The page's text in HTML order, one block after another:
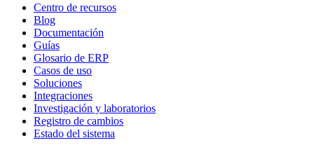
Centro de recursos
Blog
Documentación
Guías
Glosario de ERP
Casos de uso
Soluciones
Integraciones
Investigación y laboratorios
Registro de cambios
Estado del sistema